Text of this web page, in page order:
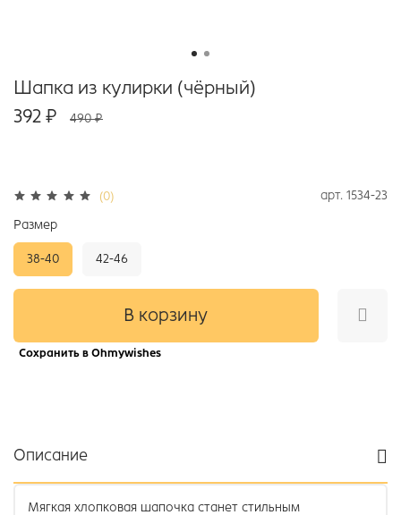
(0) арт. 1534-23
Шапка из кулирки (чёрный)
392 ₽
490 ₽
В корзину
Сохранить в Ohmywishes
Размер
38-40 42-46
Описание
Мягкая хлопковая шапочка станет стильным